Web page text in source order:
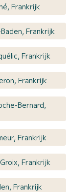
Frankrijk
Frankrijk
Frankrijk
Frankrijk
Bernard,
Frankrijk
Frankrijk
Frankrijk